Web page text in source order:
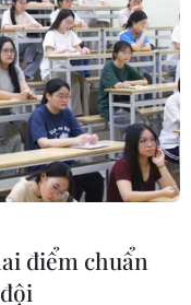
nhằm chèo lái hệ
mô hình chủ nghĩa
chuẩn bị cho sự
tới.
điểm chuẩn